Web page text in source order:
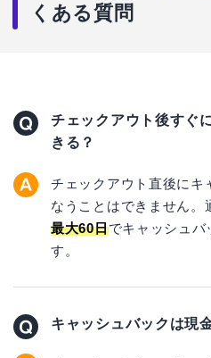
くある質問
チェックアウト後すぐ
きる？
チェックアウト直後にキ
なうことはできません。
最大60日でキャッシュバ
す。
キャッシュバックは現